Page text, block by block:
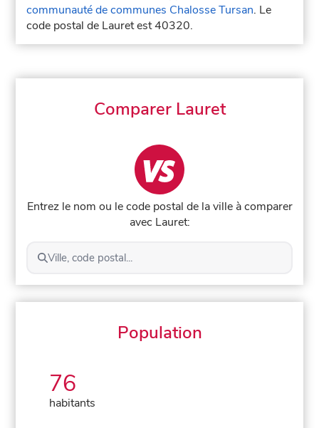
communauté de communes Chalosse Tursan. Le
code postal de Lauret est 40320.
Comparer Lauret
Entrez le nom ou le code postal de la ville à comparer
avec Lauret:
Ville, code postal...
Population
76
habitants